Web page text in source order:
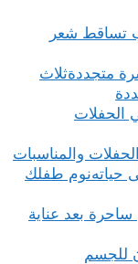
تساقط شعر
ثلاث
والمناسبات
نوم طفلك
ساحرة بعد عناية
للجسم